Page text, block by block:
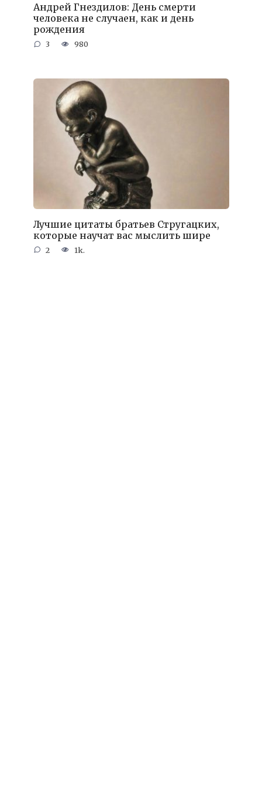
Андрей Гнездилов: День смерти
человека не случаен, как и день
рождения
3 980
Лучшие цитаты братьев Стругацких,
которые научат вас мыслить шире
2 1k.